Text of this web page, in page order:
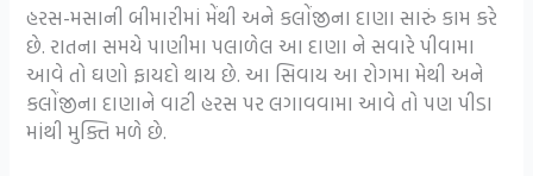
હરસ-મસાની બીમારીમાં મેંથી અને કલોંજીના દાણા સારું કામ કરે
છે. રાતના સમયે પાણીમા પલાળેલ આ દાણા ને સવારે પીવામા
આવે તો ઘણો ફાયદો થાય છે. આ સિવાય આ રોગમા મેથી અને
કલોંજીના દાણાને વાટી હરસ પર લગાવવામા આવે તો પણ પીડા
માંથી મુક્તિ મળે છે.